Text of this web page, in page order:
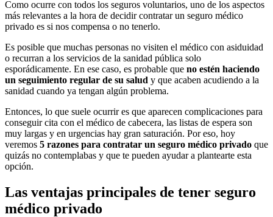
Como ocurre con todos los seguros voluntarios, uno de los aspectos
más relevantes a la hora de decidir contratar un seguro médico
privado es si nos compensa o no tenerlo.
Es posible que muchas personas no visiten el médico con asiduidad
o recurran a los servicios de la sanidad pública solo
esporádicamente. En ese caso, es probable que no estén haciendo
un seguimiento regular de su salud y que acaben acudiendo a la
sanidad cuando ya tengan algún problema.
Entonces, lo que suele ocurrir es que aparecen complicaciones para
conseguir cita con el médico de cabecera, las listas de espera son
muy largas y en urgencias hay gran saturación. Por eso, hoy
veremos 5 razones para contratar un seguro médico privado que
quizás no contemplabas y que te pueden ayudar a plantearte esta
opción.
Las ventajas principales de tener seguro
médico privado